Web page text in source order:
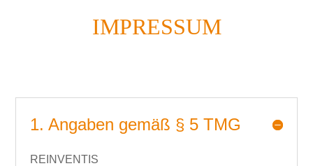
IMPRESSUM
1. Angaben gemäß § 5 TMG
REINVENTIS